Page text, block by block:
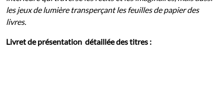
les jeux de lumière transperçant les feuilles de papier des
livres.
Livret de présentation détaillée des titres :